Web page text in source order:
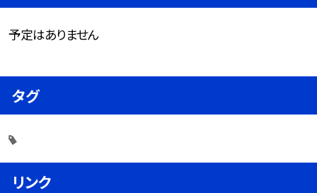
予定はありません
タグ
リンク